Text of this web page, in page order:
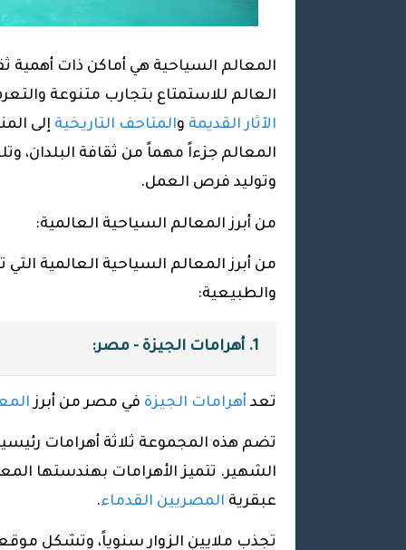
المعالم السياحية هي أماكن ذات أهمية
العالم للاستمتاع بتجارب متنوعة
الآثار القديمة والمتاحف التاريخية إلى
المعالم جزءاً مهماً من ثقافة البلدان،
وتوليد فرص العمل.
من أبرز المعالم السياحية العالمية:
من أبرز المعالم السياحية العالمية
والطبيعية:
1. أهرامات الجيزة - مصر:
تعد أهرامات الجيزة في مصر من أبرز
تضم هذه المجموعة ثلاثة أهرامات
الشهير. تتميز الأهرامات بهندستها
عبقرية المصريين القدماء.
تجذب ملايين الزوار سنوياً، وتشكل